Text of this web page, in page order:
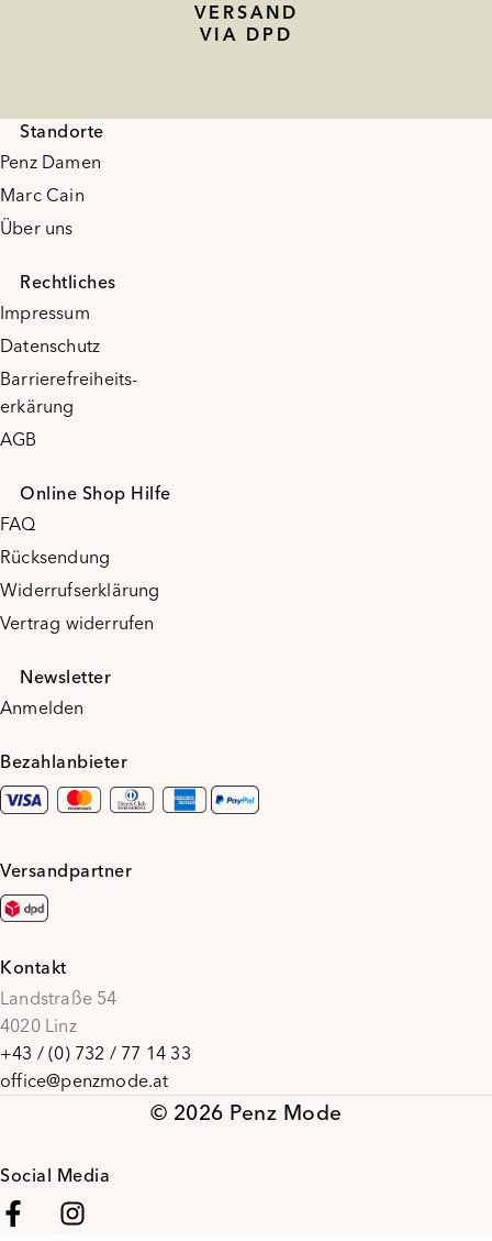
VERSAND
VIA DPD
Standorte
Penz Damen
Marc Cain
Über uns
Rechtliches
Impressum
Datenschutz
Barrierefreiheits-
erkärung
AGB
Online Shop Hilfe
FAQ
Rücksendung
Widerrufserklärung
Vertrag widerrufen
Newsletter
Anmelden
Bezahlanbieter
Versandpartner
Kontakt
Landstraße 54
4020 Linz
+43 / (0) 732 / 77 14 33
office@penzmode.at
© 2026 Penz Mode
Social Media